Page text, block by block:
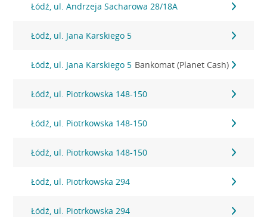
Łódź, ul. Andrzeja Sacharowa 28/18A
Łódź, ul. Jana Karskiego 5
Łódź, ul. Jana Karskiego 5 Bankomat (Planet Cash)
Łódź, ul. Piotrkowska 148-150
Łódź, ul. Piotrkowska 148-150
Łódź, ul. Piotrkowska 148-150
Łódź, ul. Piotrkowska 294
Łódź, ul. Piotrkowska 294